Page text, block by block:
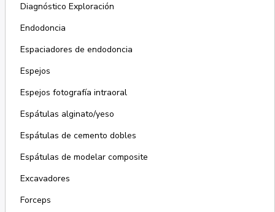
Diagnóstico Exploración
Endodoncia
Espaciadores de endodoncia
Espejos
Espejos fotografía intraoral
Espátulas alginato/yeso
Espátulas de cemento dobles
Espátulas de modelar composite
Excavadores
Forceps